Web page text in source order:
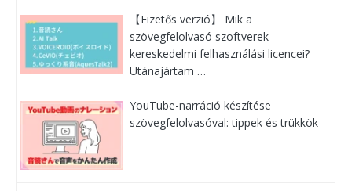
【Fizetős verzió】 Mik a
szövegfelolvasó szoftverek
kereskedelmi felhasználási licencei?
Utánajártam …
YouTube-narráció készítése
szövegfelolvasóval: tippek és trükkök